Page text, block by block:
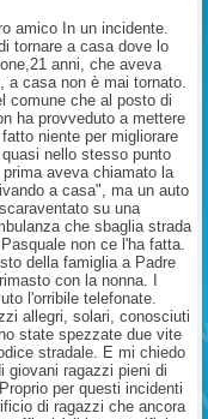
amico In un incidente.
tornare a casa dove lo
anni, che aveva
a casa non è mai tornato.
comune che al posto di
ha provveduto a mettere
niente per migliorare
nello stesso punto
aveva chiamato la
a casa", ma un auto
su una
che sbaglia strada
non ce l'ha fatta.
della famiglia a Padre
con la nonna. I
l'orribile telefonate.
allegri, solari, conosciuti
state spezzate due vite
stradale. E mi chiedo
giovani ragazzi pieni di
per questi incidenti
di ragazzi che ancora